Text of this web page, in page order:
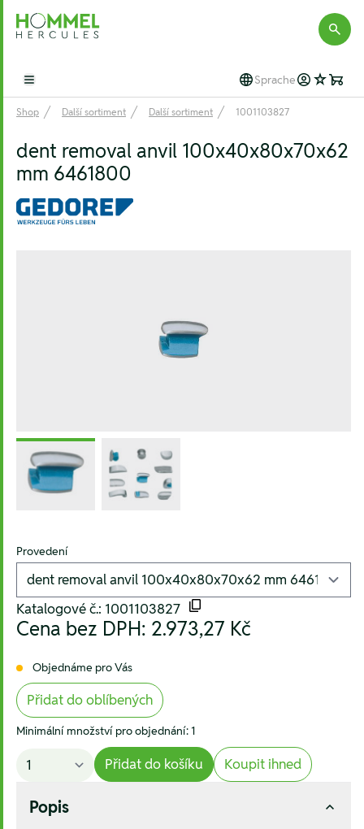
Hommel Hercules
Open main menu Sprache
Shop Další sortiment Další sortiment 1001103827
dent removal anvil 100x40x80x70x62
mm 6461800
Provedení
Katalogové č.: 1001103827
Cena bez DPH: 2.973,27 Kč
Objednáme pro Vás
Přidat do oblíbených
Minimální množství pro objednání: 1
Přidat do košíku Koupit ihned
Popis